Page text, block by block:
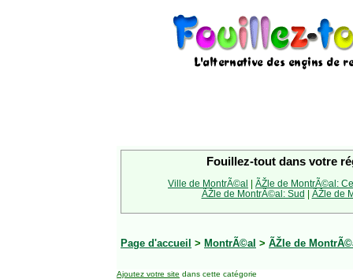
Fouillez-tout dans votre
Ville de MontrÃ©al | ÃŽle de MontrÃ©al:
ÃŽle de MontrÃ©al: Sud | ÃŽle de
Page d'accueil > MontrÃ©al > ÃŽle de
Ajoutez votre site dans cette catégorie